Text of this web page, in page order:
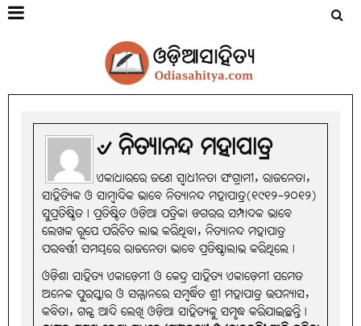
୰ ନିତ୍ୟାନନ୍ଦ ମହାପାତ୍ର
ଏକାଧାରରେ ଜଣେ ସ୍ବାଧୀନତା ସଂଗ୍ରାମୀ, ରାଜନେତା,
ସାହିତ୍ୟିକ ଓ ସାମ୍ବାଦିକ ଭାବେ ନିତ୍ୟାନନ୍ଦ ମହାପାତ୍ର(୧୯୧୨-୨୦୧୨)
ସୁପ୍ରତିଷ୍ଠିତ। ପ୍ରତିଷ୍ଠିତ ଓଡ଼ିଆ ପତ୍ରିକା ଡଗରର ସମ୍ପାଦକ ଭାବେ
ଲେଖକ ରୂପେ ପରିଚିତ ଲାଭ କରିଥିବା, ନିତ୍ୟାନନ୍ଦ ମହାପାତ୍ର
ପରବର୍ତ୍ତୀ ସମୟରେ ରାଜନେତା ଭାବେ ପ୍ରତିଷ୍ଠାଲାଭ କରିଥିଲେ।
ଓଡ଼ିଶା ସାହିତ୍ୟ ଏକାଡ଼େମୀ ଓ କେନ୍ଦ୍ର ସାହିତ୍ୟ ଏକାଡ଼େମୀ ସମେତ
ଅନେକ ପୁରସ୍କାର ଓ ସମ୍ମାନରେ ସମ୍ବର୍ଦ୍ଧିତ ଶ୍ରୀ ମହାପାତ୍ର ଉପନ୍ୟାସ,
କବିତା, ଗଳ୍ପ ଆଦି ଲେଖି ଓଡ଼ିଆ ସାହିତ୍ୟକୁ ସମୃଦ୍ଧ କରିଯାଇଛନ୍ତି।